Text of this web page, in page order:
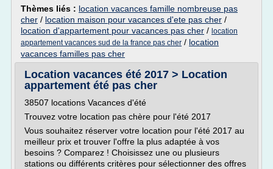
Thèmes liés : location vacances famille nombreuse pas
cher / location maison pour vacances d'ete pas cher /
location d'appartement pour vacances pas cher / location
appartement vacances sud de la france pas cher / location
vacances familles pas cher
Location vacances été 2017 > Location
appartement été pas cher
38507 locations Vacances d'été
Trouvez votre location pas chère pour l'été 2017
Vous souhaitez réserver votre location pour l'été 2017 au
meilleur prix et trouver l'offre la plus adaptée à vos
besoins ? Comparez ! Choisissez une ou plusieurs
stations ou différents critères pour sélectionner des offres